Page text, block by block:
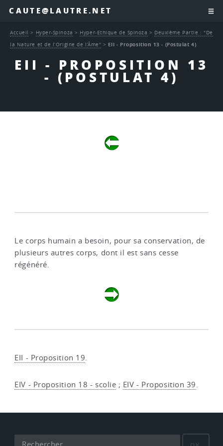
CAUTE@LAUTRE.NET
EII - PROPOSITION 13
- (POSTULAT 4)
Accueil > Hyper-Spinoza > Hyper-Ethique de Spinoza > Deuxième Partie : "De
la Nature et de l’Origine de l’Âme" > EII - Proposition 13 - (Postulat 4)
Le corps humain a besoin, pour sa conservation, de
plusieurs autres corps, dont il est sans cesse
régénéré.
EII - Proposition 19.
EIV - Proposition 18 - scolie ; EIV - Proposition 39.